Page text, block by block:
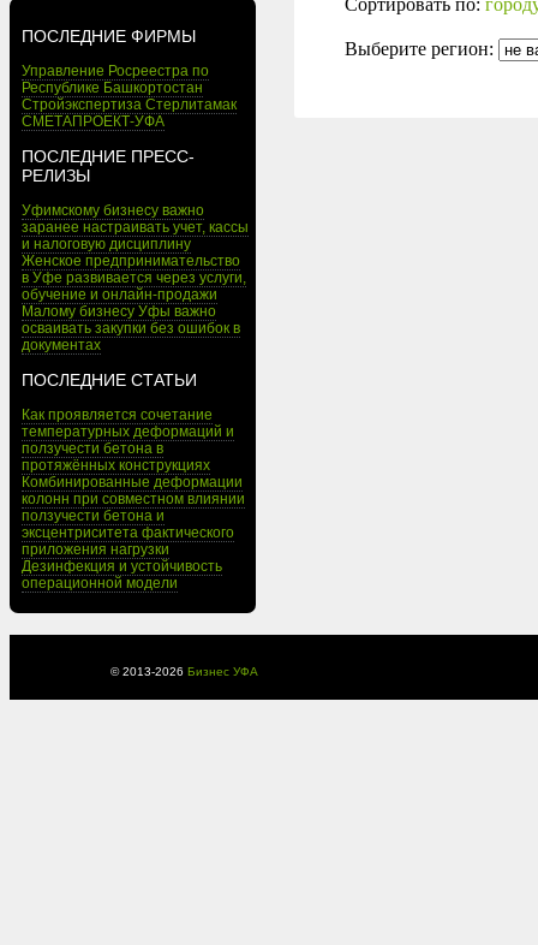
ПОСЛЕДНИЕ ФИРМЫ
Управление Росреестра по
Республике Башкортостан
Стройэкспертиза Стерлитамак
СМЕТАПРОЕКТ-УФА
ПОСЛЕДНИЕ ПРЕСС-
РЕЛИЗЫ
Уфимскому бизнесу важно
заранее настраивать учет, кассы
и налоговую дисциплину
Женское предпринимательство
в Уфе развивается через услуги,
обучение и онлайн-продажи
Малому бизнесу Уфы важно
осваивать закупки без ошибок в
документах
ПОСЛЕДНИЕ СТАТЬИ
Как проявляется сочетание
температурных деформаций и
ползучести бетона в
протяжённых конструкциях
Комбинированные деформации
колонн при совместном влиянии
ползучести бетона и
эксцентриситета фактического
приложения нагрузки
Дезинфекция и устойчивость
операционной модели
Выберите регион:
© 2013-2026 Бизнес УФА